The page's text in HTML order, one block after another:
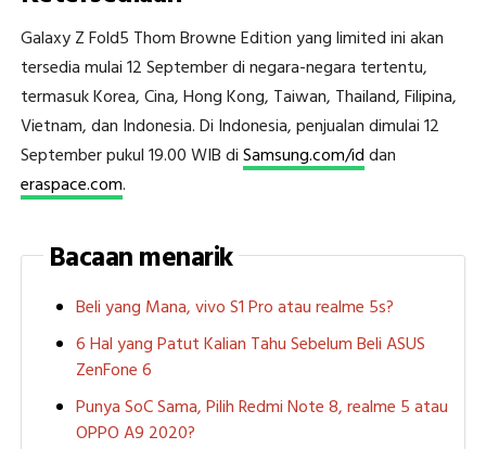
Galaxy Z Fold5 Thom Browne Edition yang limited ini akan
tersedia mulai 12 September di negara-negara tertentu,
termasuk Korea, Cina, Hong Kong, Taiwan, Thailand, Filipina,
Vietnam, dan Indonesia. Di Indonesia, penjualan dimulai 12
September pukul 19.00 WIB diSamsung.com/iddan
eraspace.com.
Bacaan menarik
Beli yang Mana, vivo S1 Pro atau realme 5s?
6 Hal yang Patut Kalian Tahu Sebelum Beli ASUS
ZenFone 6
Punya SoC Sama, Pilih Redmi Note 8, realme 5 atau
OPPO A9 2020?